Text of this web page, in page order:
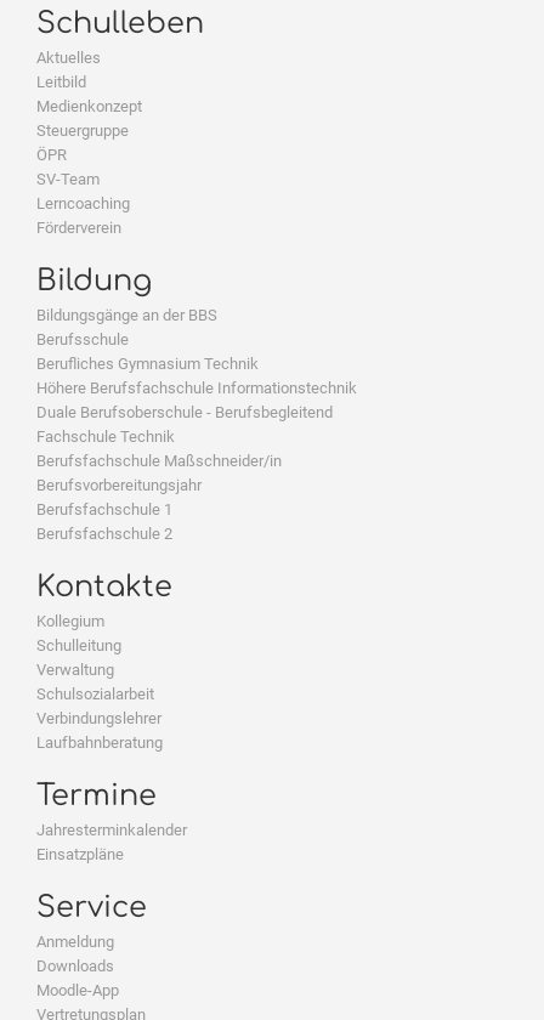
Schulleben
Aktuelles
Leitbild
Medienkonzept
Steuergruppe
ÖPR
SV-Team
Lerncoaching
Förderverein
Bildung
Bildungsgänge an der BBS
Berufsschule
Berufliches Gymnasium Technik
Höhere Berufsfachschule Informationstechnik
Duale Berufsoberschule - Berufsbegleitend
Fachschule Technik
Berufsfachschule Maßschneider/in
Berufsvorbereitungsjahr
Berufsfachschule 1
Berufsfachschule 2
Kontakte
Kollegium
Schulleitung
Verwaltung
Schulsozialarbeit
Verbindungslehrer
Laufbahnberatung
Termine
Jahresterminkalender
Einsatzpläne
Service
Anmeldung
Downloads
Moodle-App
Vertretungsplan